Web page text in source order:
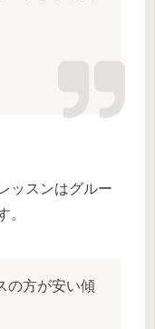
ッスンはグルー
。
の方が安い傾